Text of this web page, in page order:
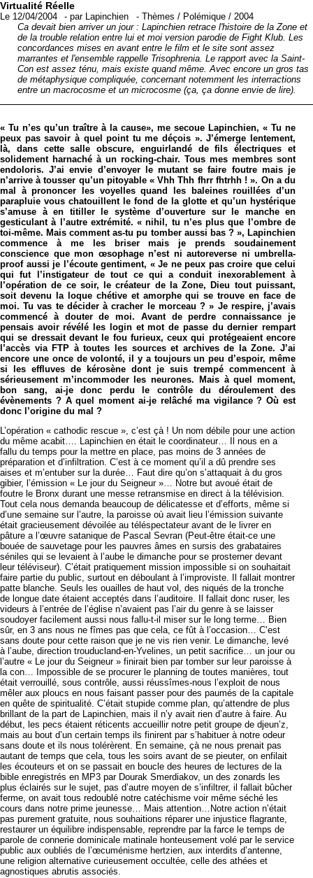
Virtualité Réelle
Le 12/04/2004 -par Lapinchien - Thèmes / Polémique/ 2004
Ca devait bien arriver un jour : Lapinchien retrace l'histoire de la Zone et
de la trouble relation entre lui et moi version parodie de Fight Klub. Les
concordances mises en avant entre le film et le site sont assez
marrantes et l'ensemble rappelle Trisophrenia. Le rapport avec la Saint-
Con est assez ténu, mais existe quand même. Avec encore un gros tas
de métaphysique compliquée, concernant notemment les interractions
entre un macrocosme et un microcosme (ça, ça donne envie de lire).
« Tu n’es qu’un traître à la cause», me secoue Lapinchien, « Tu ne
peux pas savoir à quel point tu me déçois ». J’émerge lentement,
là, dans cette salle obscure, enguirlandé de fils électriques et
solidement harnaché à un rocking-chair. Tous mes membres sont
endoloris. J’ai envie d’envoyer le mutant se faire foutre mais je
n’arrive à tousser qu’un pitoyable « Vhh Thh fhrr fhtrhh ! ». On a du
mal à prononcer les voyelles quand les baleines rouillées d’un
parapluie vous chatouillent le fond de la glotte et qu’un hystérique
s’amuse à en titiller le système d’ouverture sur le manche en
gesticulant à l’autre extrémité. « nihil, tu n’es plus que l’ombre de
toi-même. Mais comment as-tu pu tomber aussi bas ? », Lapinchien
commence à me les briser mais je prends soudainement
conscience que mon œsophage n’est ni autoreverse ni umbrella-
proof aussi je l’écoute gentiment, « Je ne peux pas croire que celui
qui fut l’instigateur de tout ce qui a conduit inexorablement à
l’opération de ce soir, le créateur de la Zone, Dieu tout puissant,
soit devenu la loque chétive et amorphe qui se trouve en face de
moi. Tu vas te décider à cracher le morceau ? » Je respire, j’avais
commencé à douter de moi. Avant de perdre connaissance je
pensais avoir révélé les login et mot de passe du dernier rempart
qui se dressait devant le fou furieux, ceux qui protégeaient encore
l’accès via FTP à toutes les sources et archives de la Zone. J’ai
encore une once de volonté, il y a toujours un peu d’espoir, même
si les effluves de kérosène dont je suis trempé commencent à
sérieusement m’incommoder les neurones. Mais à quel moment,
bon sang, ai-je donc perdu le contrôle du déroulement des
évènements ? A quel moment ai-je relâché ma vigilance ? Où est
donc l’origine du mal ?
L’opération « cathodic rescue », c’est çà ! Un nom débile pour une action
du même acabit…. Lapinchien en était le coordinateur… Il nous en a
fallu du temps pour la mettre en place, pas moins de 3 années de
préparation et d’infiltration. C’est à ce moment qu’il a dû prendre ses
aises et m’entuber sur la durée… Faut dire qu’on s’attaquait à du gros
gibier, l’émission « Le jour du Seigneur »… Notre but avoué était de
foutre le Bronx durant une messe retransmise en direct à la télévision.
Tout cela nous demanda beaucoup de délicatesse et d’efforts, même si
d’une semaine sur l’autre, la paroisse où avait lieu l’émission suivante
était gracieusement dévoilée au téléspectateur avant de le livrer en
pâture a l’œuvre satanique de Pascal Sevran (Peut-être était-ce une
bouée de sauvetage pour les pauvres âmes en sursis des grabataires
séniles qui se levaient à l’aube le dimanche pour se prosterner devant
leur téléviseur). C’était pratiquement mission impossible si on souhaitait
faire partie du public, surtout en déboulant à l’improviste. Il fallait montrer
patte blanche. Seuls les ouailles de haut vol, des niqués de la tronche
de longue date étaient acceptés dans l’auditoire. Il fallait donc ruser, les
videurs à l’entrée de l’église n’avaient pas l’air du genre à se laisser
soudoyer facilement aussi nous fallu-t-il miser sur le long terme… Bien
sûr, en 3 ans nous ne fîmes pas que cela, ce fût à l’occasion… C’est
sans doute pour cette raison que je ne vis rien venir. Le dimanche, levé
à l’aube, direction trouducland-en-Yvelines, un petit sacrifice… un jour ou
l’autre « Le jour du Seigneur » finirait bien par tomber sur leur paroisse à
la con… Impossible de se procurer le planning de toutes manières, tout
était verrouillé, sous contrôle, aussi réussîmes-nous l’exploit de nous
mêler aux ploucs en nous faisant passer pour des paumés de la capitale
en quête de spiritualité. C’était stupide comme plan, qu’attendre de plus
brillant de la part de Lapinchien, mais il n’y avait rien d’autre à faire. Au
début, les pecs étaient réticents accueillir notre petit groupe de djeun’z,
mais au bout d’un certain temps ils finirent par s’habituer à notre odeur
sans doute et ils nous tolérèrent. En semaine, çà ne nous prenait pas
autant de temps que cela, tous les soirs avant de se pieuter, on enfilait
les écouteurs et on se passait en boucle des heures de lectures de la
bible enregistrés en MP3 par Dourak Smerdiakov, un des zonards les
plus éclairés sur le sujet, pas d’autre moyen de s’infiltrer, il fallait bûcher
ferme, on avait tous redoublé notre catéchisme voir même séché les
cours dans notre prime jeunesse… Mais attention…Notre action n’était
pas purement gratuite, nous souhaitions réparer une injustice flagrante,
restaurer un équilibre indispensable, reprendre par la farce le temps de
parole de connerie dominicale matinale honteusement volé par le service
public aux oubliés de l’œcuménisme hertzien, aux interdits d’antenne,
une religion alternative curieusement occultée, celle des athées et
agnostiques abrutis associés.